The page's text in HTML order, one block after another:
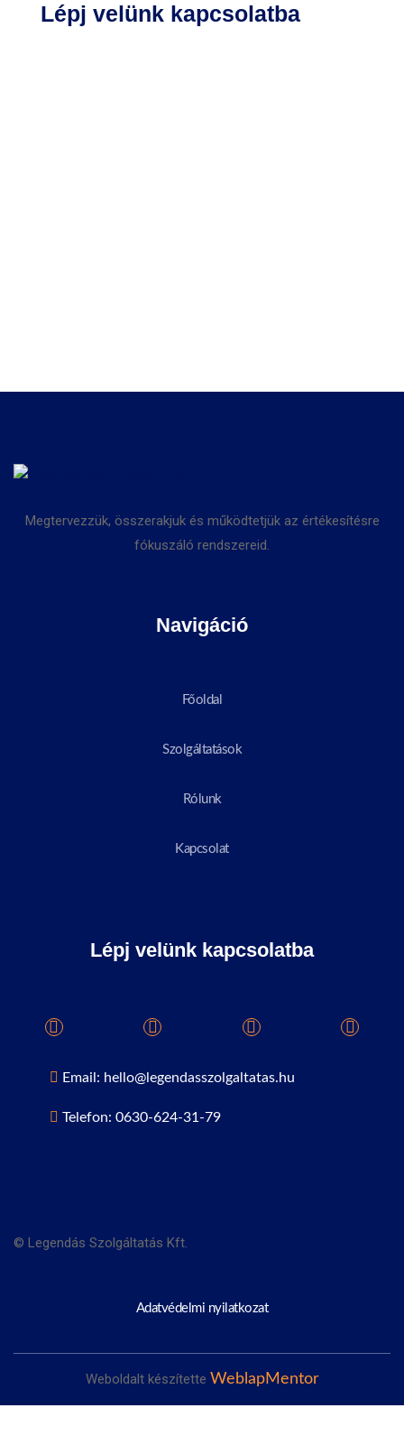
Lépj velünk kapcsolatba
Megtervezzük, összerakjuk és működtetjük az értékesítésre
fókuszáló rendszereid.
Navigáció
Főoldal
Szolgáltatások
Rólunk
Kapcsolat
Lépj velünk kapcsolatba
Email: hello@legendasszolgaltatas.hu
Telefon: 0630-624-31-79
© Legendás Szolgáltatás Kft.
Adatvédelmi nyilatkozat
Weboldalt készítette WeblapMentor